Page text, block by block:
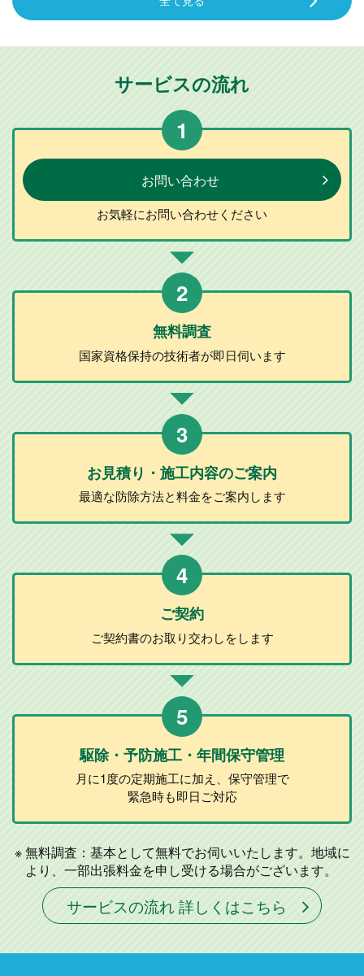
サービスの流れ
1
お問い合わせ
お気軽にお問い合わせください
2
無料調査
国家資格保持の技術者が即日伺います
3
お見積り・施工内容のご案内
最適な防除方法と料金をご案内します
4
ご契約
ご契約書のお取り交わしをします
5
駆除・予防施工 ・年間保守管理
月に1度の定期施工に加え、 保守管理で
緊急時も即日ご対応
無料調査：基本として無料でお伺いいたします。地域に
より、一部出張料金を申し受ける場合がございます。
サービスの流れ 詳しくはこちら